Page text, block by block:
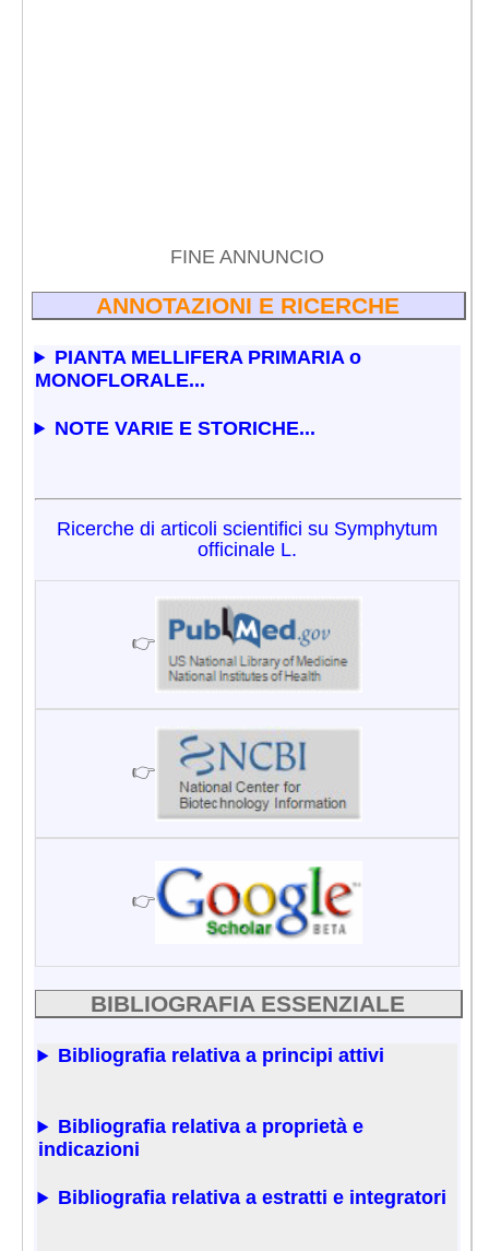
FINE ANNUNCIO
ANNOTAZIONI E RICERCHE
PIANTA MELLIFERA PRIMARIA o
MONOFLORALE...
NOTE VARIE E STORICHE...
Ricerche di articoli scientifici su Symphytum
officinale L.
👉
👉
👉
BIBLIOGRAFIA ESSENZIALE
Bibliografia relativa a principi attivi
Bibliografia relativa a proprietà e
indicazioni
Bibliografia relativa a estratti e integratori